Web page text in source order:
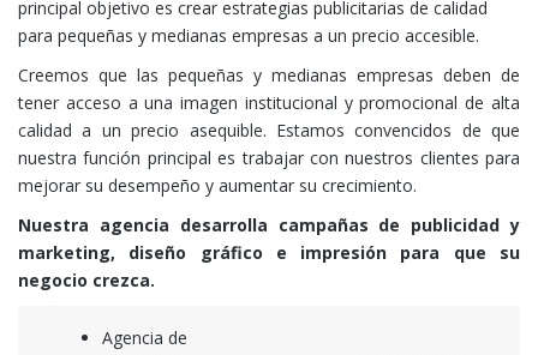
principal objetivo es crear estrategias publicitarias de calidad
para pequeñas y medianas empresas a un precio accesible.
Creemos que las pequeñas y medianas empresas deben de
tener acceso a una imagen institucional y promocional de alta
calidad a un precio asequible. Estamos convencidos de que
nuestra función principal es trabajar con nuestros clientes para
mejorar su desempeño y aumentar su crecimiento.
Nuestra agencia desarrolla campañas de publicidad y
marketing, diseño gráfico e impresión para que su
negocio crezca.
Agencia de